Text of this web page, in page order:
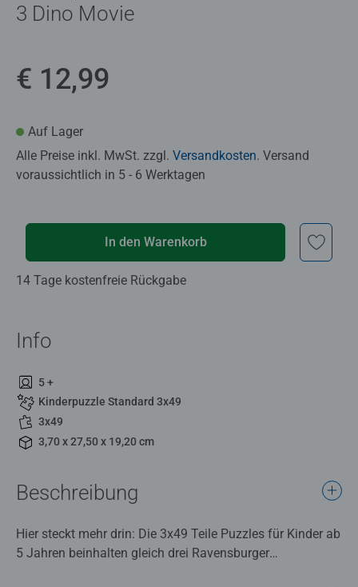
3 Dino Movie
€ 12,99
Auf Lager
Alle Preise inkl. MwSt. zzgl. Versandkosten. Versand
voraussichtlich in 5 - 6 Werktagen
In den Warenkorb
14 Tage kostenfreie Rückgabe
Info
5 +
Kinderpuzzle Standard 3x49
3x49
3,70 x 27,50 x 19,20 cm
Beschreibung
Hier steckt mehr drin: Die 3x49 Teile Puzzles für Kinder ab
5 Jahren beinhalten gleich drei Ravensburger